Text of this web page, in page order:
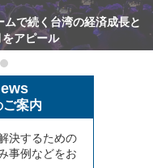
ムで続く台湾の経済成長と
アピール
ご案内
決するための
事例などをお